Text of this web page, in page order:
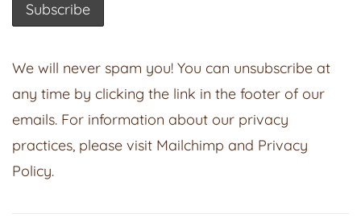
We will never spam you! You can unsubscribe at
any time by clicking the link in the footer of our
emails. For information about our privacy
practices, please visit Mailchimp and Privacy
Policy.